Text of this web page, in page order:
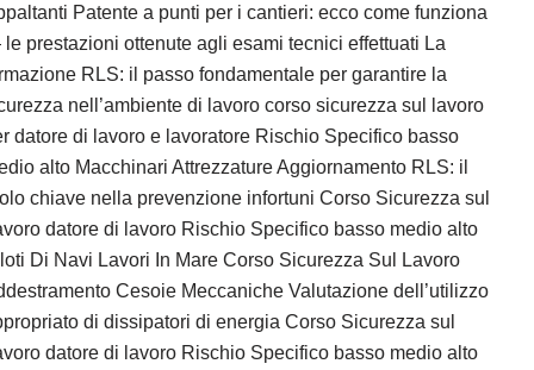
Patente a punti per i cantieri: ecco come funziona
prestazioni ottenute agli esami tecnici effettuati La
RLS: il passo fondamentale per garantire la
nell’ambiente di lavoro corso sicurezza sul lavoro
datore di lavoro e lavoratore Rischio Specifico basso
alto Macchinari Attrezzature Aggiornamento RLS: il
chiave nella prevenzione infortuni Corso Sicurezza sul
datore di lavoro Rischio Specifico basso medio alto
Di Navi Lavori In Mare Corso Sicurezza Sul Lavoro
Cesoie Meccaniche Valutazione dell’utilizzo
di dissipatori di energia Corso Sicurezza sul
datore di lavoro Rischio Specifico basso medio alto